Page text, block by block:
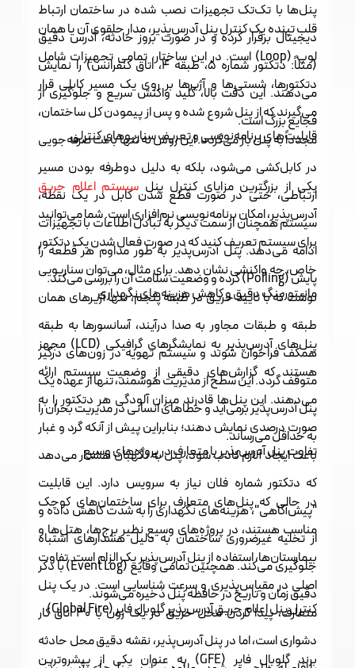
پنل‌ها با تک‌تک تجهیزات نصب شده در ساختمان ارتباط
دیجیتال برقرار کرده و در صورت بروز حادثه، آدرس دقیق
(مثلاً: دتکتور شماره ۵، طبقه ۴، اتاق کنفرانس) را نمایش
می‌دهند. این دقت بالا، کلید واکنش سریع و جلوگیری از
فجایع بزرگ است.
قلب تپنده یک کنترل پنل آدرس‌پذیر، مدار حلقوی آن یا همان
لوپ (Loop) است. در این ساختار، تمامی تجهیزات شامل
دتکتورها، شستی‌ها و آژیرها بر روی یک مسیر کابلی قرار
می‌گیرند که از پنل شروع شده و پس از پیمودن کل ساختمان،
مجدداً به پنل باز می‌گردد. این روش نه تنها باعث صرفه‌جویی
در کابل‌کشی می‌شود، بلکه به دلیل دوطرفه بودن مسیر
ارتباطی، حتی در صورت قطع شدن کابل در یک نقطه،
سیستم همچنان از سمت دیگر به تبادل اطلاعات با تجهیزات
ادامه می‌دهد. پنل آدرس‌پذیر به طور مداوم هر قطعه را
پایش (Polling) کرده و وضعیت سلامت آن را بررسی می‌کند.
قابلیت‌های برنامه‌نویسی و تعریف سناریوهای کنترلی
یکی از بزرگترین مزایای کنترل پنل سیستم اعلام حریق
آدرس‌پذیر، امکان برنامه‌نویسی نرم‌افزاری است. شما می‌توانید
برای سیستم تعریف کنید که در صورت فعال شدن یک دتکتور
خاص، چه واکنشی نشان دهد. برای مثال، می‌توان سناریویی
نوشت که با تایید حریق در طبقه پنجم، تنها آژیرهای همان
طبقه و طبقات مجاور به صدا درآیند، آسانسورها به طبقه
همکف فراخوان شوند و سیستم تهویه در زون‌های درگیر
متوقف گردد. این سطح از مدیریت هوشمند، تنها از عهده یک
پنل آدرس‌پذیر برمی‌آید و خطاهای انسانی در مدیریت بحران را
به حداقل می‌رساند.
مانیتورینگ دقیق و کاهش هزینه‌های نگهداری
پنل‌های آدرس‌پذیر به نمایشگرهای گرافیکی (LCD) مجهز
هستند که گزارش‌های دقیقی از وضعیت سیستم ارائه
می‌دهند. این پنل‌ها قادرند میزان آلودگی هر دتکتور را به
صورت درصدی نمایش دهند؛ بنابراین پیش از آنکه گرد و غبار
باعث ایجاد آلارم کاذب شود، پنل به نگهبان هشدار می‌دهد
که دتکتور شماره فلان نیاز به سرویس دارد. این قابلیت
"پیش‌آگاهی"، هزینه‌های نگهداری را به شدت کاهش داده و
از تخلیه غیرضروری ساختمان به دلیل هشدارهای اشتباه
جلوگیری می‌کند. همچنین تمامی وقایع (Event Log) با ذکر
دقیق زمان و تاریخ در حافظه پنل ذخیره می‌شوند.
تفاوت پنل آدرس‌پذیر با متعارف در پروژه‌های وسیع
در حالی که پنل‌های متعارف برای ساختمان‌های کوچک
مناسب هستند، در پروژه‌های وسیع نظیر برج‌ها، هتل‌ها و
بیمارستان‌ها، استفاده از پنل آدرس‌پذیر یک الزام است. تفاوت
اصلی در مقیاس‌پذیری و سرعت شناسایی است. در یک پنل
متعارف، پیدا کردن محل حریق در یک زون با ۳۰ اتاق کار
دشواری است، اما در پنل آدرس‌پذیر، نقشه دقیق محل حادثه
کنترل پنل اعلام حریق آدرس‌پذیر گلوبال فایر (Global Fire)
برند گلوبال فایر (GFE) به عنوان یکی از پیشروترین